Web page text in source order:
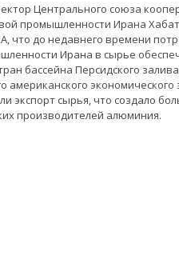
Центрального союза
промышленности Ирана
что до недавнего времени
Ирана в сырье
бассейна Персидского
американского экономического
экспорт сырья, что создало
производителей алюминия.